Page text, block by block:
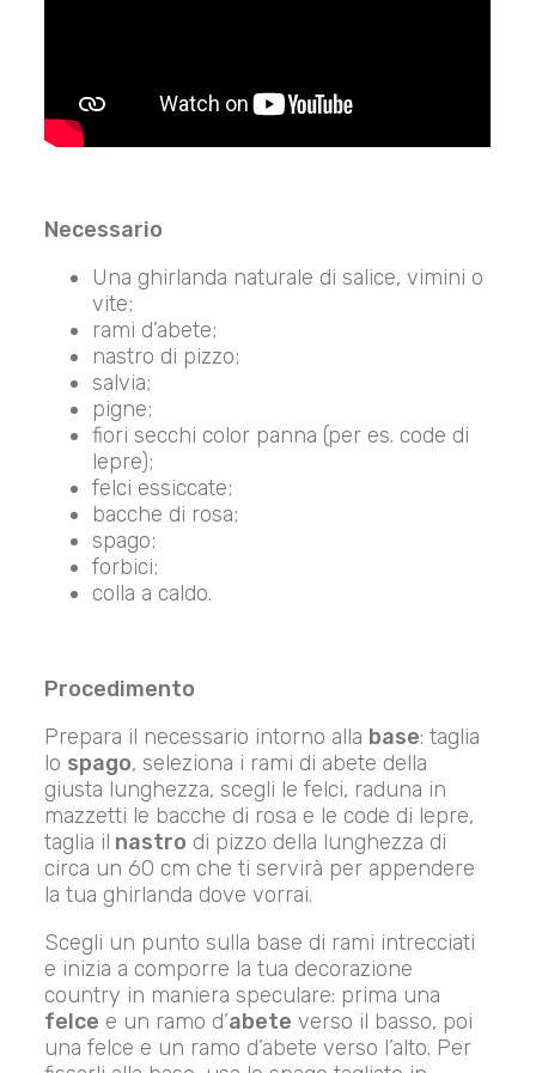
Necessario
Una ghirlanda naturale di salice, vimini o
vite;
rami d’abete;
nastro di pizzo;
salvia;
pigne;
fiori secchi color panna (per es. code di
lepre);
felci essiccate;
bacche di rosa;
spago;
forbici;
colla a caldo.
Procedimento
Prepara il necessario intorno alla base: taglia
lo spago, seleziona i rami di abete della
giusta lunghezza, scegli le felci, raduna in
mazzetti le bacche di rosa e le code di lepre,
taglia il nastro di pizzo della lunghezza di
circa un 60 cm che ti servirà per appendere
la tua ghirlanda dove vorrai.
Scegli un punto sulla base di rami intrecciati
e inizia a comporre la tua decorazione
country in maniera speculare: prima una
felce e un ramo d’abete verso il basso, poi
una felce e un ramo d’abete verso l’alto. Per